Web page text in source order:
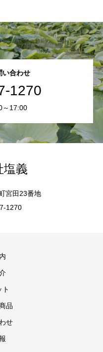
い合わせ
1270
～17:00
塩義
宮田23番地
1270
ト
品
せ